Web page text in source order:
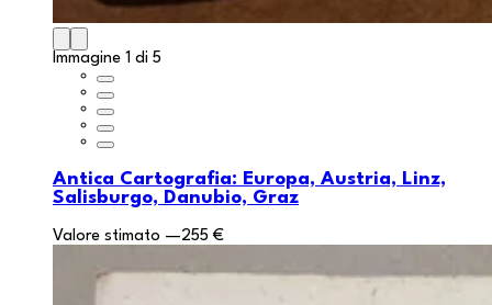
Immagine 1 di 5
Antica Cartografia: Europa, Austria, Linz,
Salisburgo, Danubio, Graz
Valore stimato —255 €